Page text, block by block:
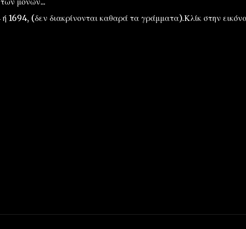
1694, (δεν διακρίνονται καθαρά τα γράμματα).Κλίκ στην